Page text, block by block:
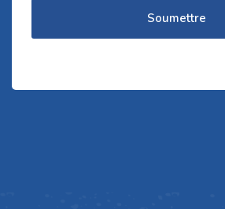
Soumettre